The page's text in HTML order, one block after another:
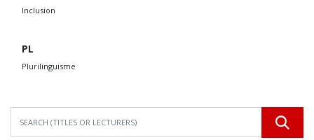
Inclusion
PL
Plurilinguisme